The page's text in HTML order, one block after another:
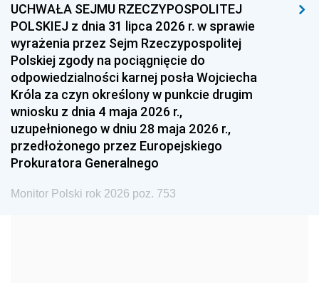
1996 1995 1994
1993 1992 1991
1990 1989
1987 1986 1985
1984 1983
1981 1980 1979
1978 1977
1975 1974
UCHWAŁA SEJMU RZECZYPOSPOLITEJ
POLSKIEJ z dnia 31 lipca 2026 r. w sprawie
wyrażenia przez Sejm Rzeczypospolitej
Polskiej zgody na pociągnięcie do
odpowiedzialności karnej posła Wojciecha
Króla za czyn określony w punkcie drugim
wniosku z dnia 4 maja 2026 r.,
uzupełnionego w dniu 28 maja 2026 r.,
przedłożonego przez Europejskiego
Prokuratora Generalnego
Monitor Polski rok 2026 poz. 753